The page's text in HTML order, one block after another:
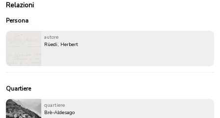
Relazioni
Persona
autore
Rüedi, Herbert
Quartiere
quartiere
Brè-Aldesago